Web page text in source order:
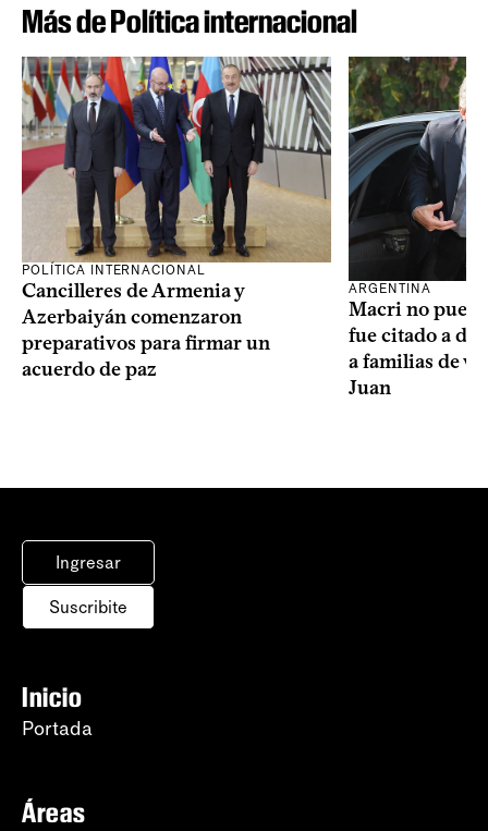
Más de Política internacional
POLÍTICA INTERNACIONAL
Cancilleres de Armenia y
Azerbaiyán comenzaron
preparativos para firmar un
acuerdo de paz
ARGENTINA
Macri no
fue citado a
a familias de
Juan
Ingresar
Suscribite
Inicio
Portada
Áreas